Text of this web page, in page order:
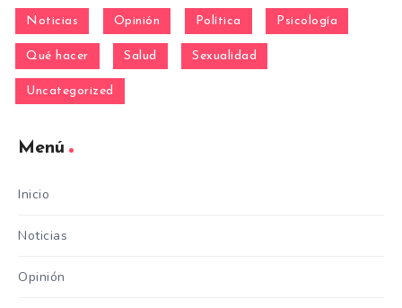
Noticias Opinión Política Psicología
Qué hacer Salud Sexualidad
Uncategorized
Menú
Inicio
Noticias
Opinión